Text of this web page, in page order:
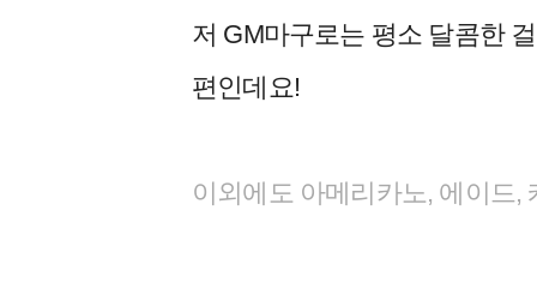
저 GM마구로는 평소 달콤한
편인데요!
이외에도 아메리카노, 에이